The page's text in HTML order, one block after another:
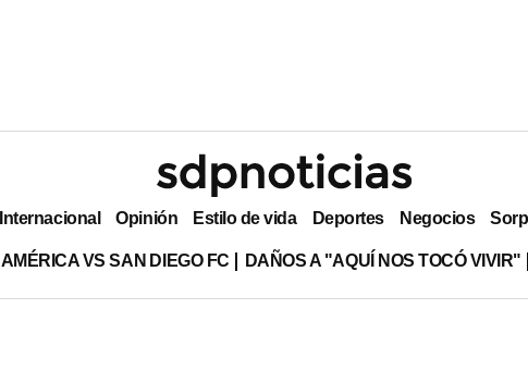
Internacional Opinión Estilo de vida Deportes Negocios
AMÉRICA VS SAN DIEGO FC DAÑOS A "AQUÍ NOS TOCÓ VIVIR"